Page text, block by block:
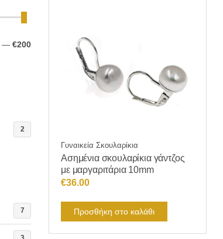
Γυναικεία Σκουλαρίκια
Ασημένια σκουλαρίκια γάντζος
με μαργαριτάρια 10mm
€36.00
Προσθήκη στο καλάθι
— €200
2
7